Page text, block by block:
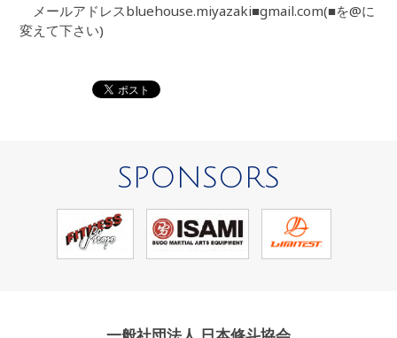
メールアドレスbluehouse.miyazaki■gmail.com(■を@に
変えて下さい)
SPONSORS